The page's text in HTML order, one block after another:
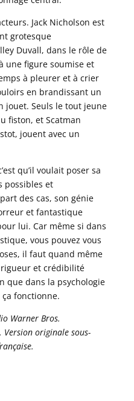
Jack Nicholson est
grotesque
Duvall, dans le rôle de
une figure soumise et
à pleurer et à crier
en brandissant un
jouet. Seuls le tout jeune
fiston, et Scatman
jouent avec un
qu’il voulait poser sa
possibles et
des cas, son génie
et fantastique
lui. Car même si dans
vous pouvez vous
il faut quand même
et crédibilité
que dans la psychologie
fonctionne.
Warner Bros.
Version originale sous-